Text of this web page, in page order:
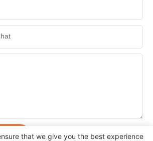
that we give you the best experience